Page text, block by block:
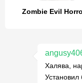
Zombie Evil
Халява,
Установил